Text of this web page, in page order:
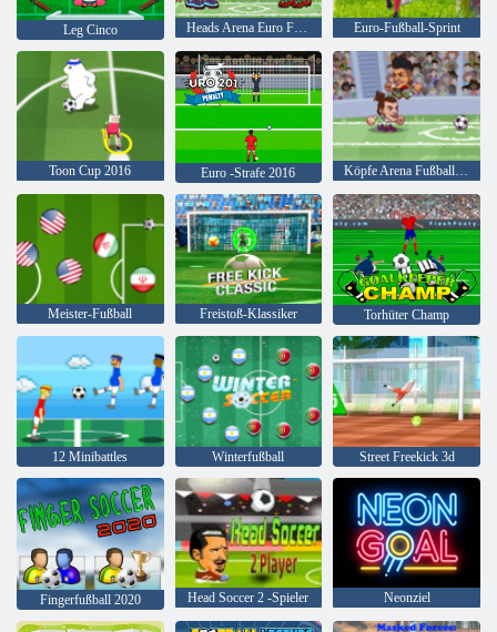
Leg Cinco Heads Arena Euro Fußball Euro-Fußball-Sprint
Toon Cup 2016 Euro -Strafe 2016 Köpfe Arena Fußball Alle Sterne
Meister-Fußball Freistoß-Klassiker Torhüter Champ
12 Minibattles Winterfußball Street Freekick 3d
Fingerfußball 2020 Head Soccer 2 -Spieler Neonziel